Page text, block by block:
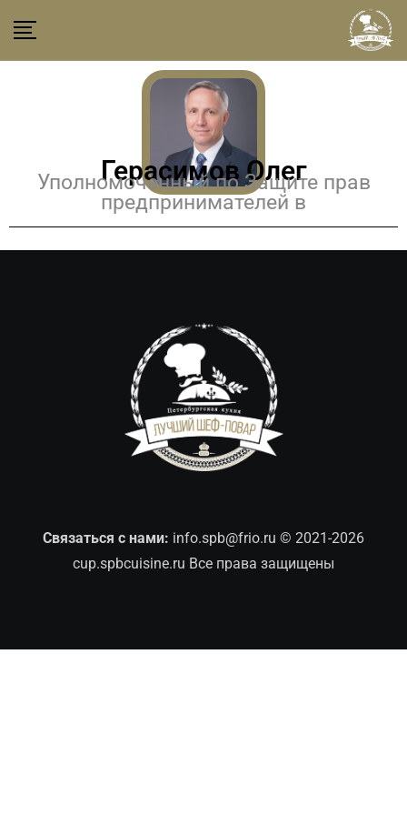
Герасимов Олег
Уполномоченный по Защите прав
предпринимателей в
Связаться с нами: info.spb@frio.ru © 2021-2026
cup.spbcuisine.ru Все права защищены